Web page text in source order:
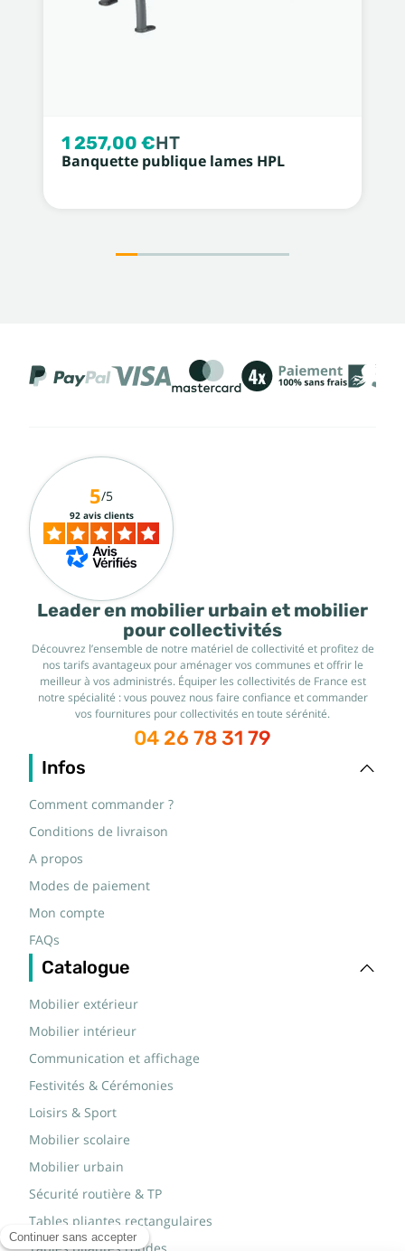
1 257,00 €HT
Banquette publique lames HPL
Leader en mobilier urbain et mobilier
pour collectivités
Découvrez l’ensemble de notre matériel de collectivité et profitez de
nos tarifs avantageux pour aménager vos communes et offrir le
meilleur à vos administrés. Équiper les collectivités de France est
notre spécialité : vous pouvez nous faire confiance et commander
vos fournitures pour collectivités en toute sérénité.
04 26 78 31 79
Infos
Comment commander ?
Conditions de livraison
A propos
Modes de paiement
Mon compte
FAQs
Catalogue
Mobilier extérieur
Mobilier intérieur
Communication et affichage
Festivités & Cérémonies
Loisirs & Sport
Mobilier scolaire
Mobilier urbain
Sécurité routière & TP
Tables pliantes rectangulaires
5/5
92 avis clients